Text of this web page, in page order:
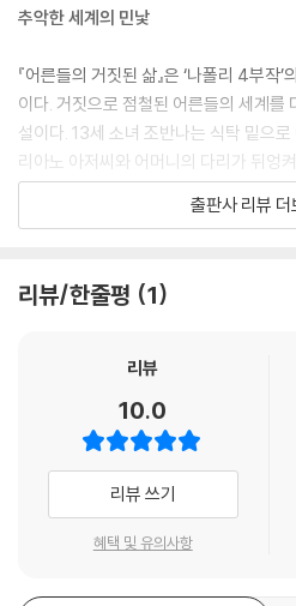
적도 내 얼굴에서 빅토리아 고모의 얼굴
부모님을 염탐하지 않을 것이며 다시는
--- p.171
어른들의 세상에서는 대체 무슨 일이 일
들의 머릿속과 지식으로 가득한 그들의
고 있는 걸까. 무엇이 그들을 파충류보
어버린 걸까.
“저는 제가 못생기고 못된 것 같아요. 그
--- p.274
“넌 철부지야, 잔니나. 말만 그럴듯하게
없구나. 사랑이란 뒷간 문에 달린 유리
추악한 세계의 민낯
『어른들의 거짓된 삶』은 ‘나폴리 4부작
이다. 거짓으로 점철된 어른들의 세계를
설이다. 13세 소녀 조반나는 식탁 밑으
리아노 아저씨와 어머니의 다리가 뒤엉
로 어른들의 위선적인 삶에 눈뜬다. 거
본 사춘기 소녀의 방황과 이루어질 수
사춘기 시절을 기막히고도 아름답게 담아
잔혹한 사춘기를 다룬
『어른들의 거짓된 삶』은 화자가 어린
로하며 시작한다. 나폴리 중산층 가정에
날 부모님의 대화를 엿듣다가 자신이 아
의 대명사인 빅토리아 고모와 닮았다는
고 친구들에게 외모를 평가해달라고 한
출판사 리뷰 더
리뷰/한줄평 1
리뷰
10.0
리뷰 쓰기
혜택 및 유의사항